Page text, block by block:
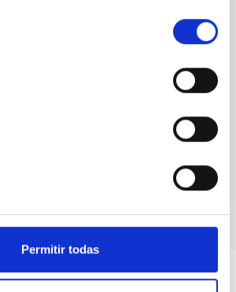
Permitir todas
de la Fundación CajaCanarias
de fecha 23 de enero de